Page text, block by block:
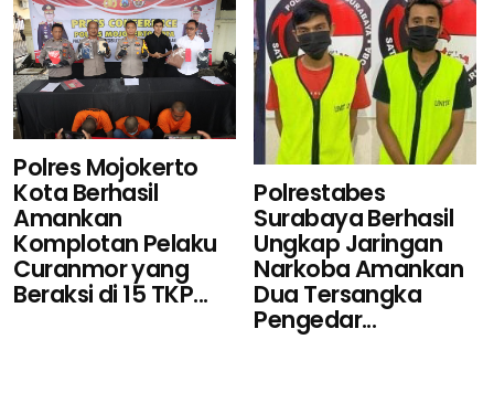
Polres Mojokerto
Kota Berhasil
Amankan
Komplotan Pelaku
Curanmor yang
Beraksi di 15 TKP...
Polrestabes
Surabaya Berhasil
Ungkap Jaringan
Narkoba Amankan
Dua Tersangka
Pengedar...